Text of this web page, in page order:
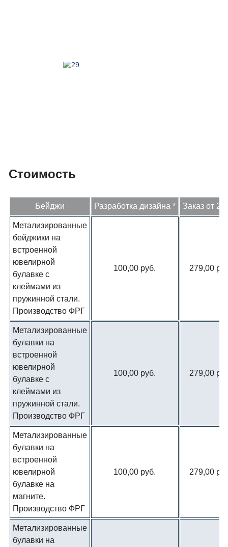
Стоимость
Бейджи Разработка дизайна * Заказ от 20
Метализированные
бейджики на
встроенной
ювелирной
булавке с
клеймами из
пружинной стали.
Производство ФРГ
100,00 руб. 279,00
Метализированные
булавки на
встроенной
ювелирной
булавке с
клеймами из
пружинной стали.
Производство ФРГ
100,00 руб. 279,00
Метализированные
булавки на
встроенной
ювелирной
булавке на
магните.
Производство ФРГ
100,00 руб. 279,00
Метализированные
булавки на